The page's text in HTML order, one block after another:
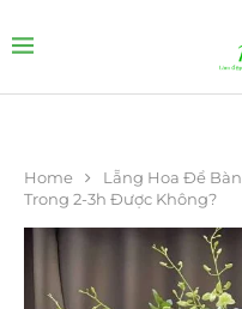
Home Lẵng Hoa Để Bàn
Trong 2-3h Được Không?